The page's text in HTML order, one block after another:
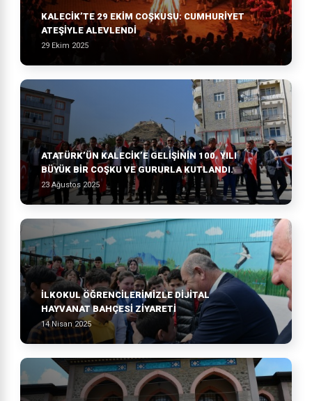
KALECİK’TE 29 EKİM COŞKUSU: CUMHURİYET
ATEŞİYLE ALEVLENDİ
29 Ekim 2025
ATATÜRK’ÜN KALECIK’E GELIŞININ 100. YILI
BÜYÜK BIR COŞKU VE GURURLA KUTLANDI.
23 Ağustos 2025
İLKOKUL ÖĞRENCİLERİMİZLE DİJİTAL
HAYVANAT BAHÇESİ ZİYARETİ
14 Nisan 2025